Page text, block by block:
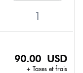
90.00 USD
+ Taxes et frais